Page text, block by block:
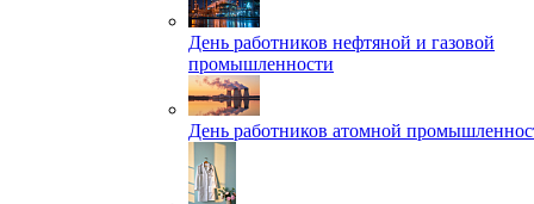
День работников нефтяной и газовой
промышленности
День работников атомной